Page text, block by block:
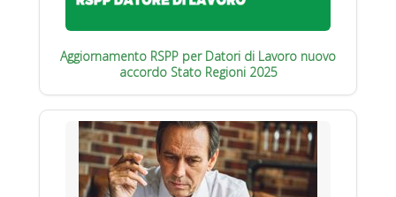
Aggiornamento RSPP per Datori di Lavoro nuovo
accordo Stato Regioni 2025